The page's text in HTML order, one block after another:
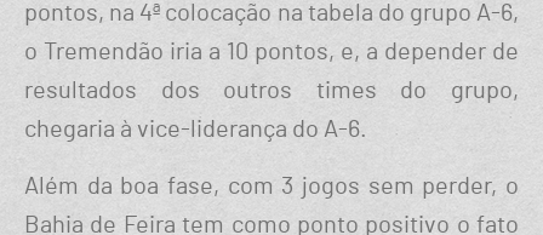
pontos, na 4ª colocação na tabela do grupo A-6,
o Tremendão iria a 10 pontos, e, a depender de
resultados dos outros times do grupo,
chegaria à vice-liderança do A-6.
Além da boa fase, com 3 jogos sem perder, o
Bahia de Feira tem como ponto positivo o fato